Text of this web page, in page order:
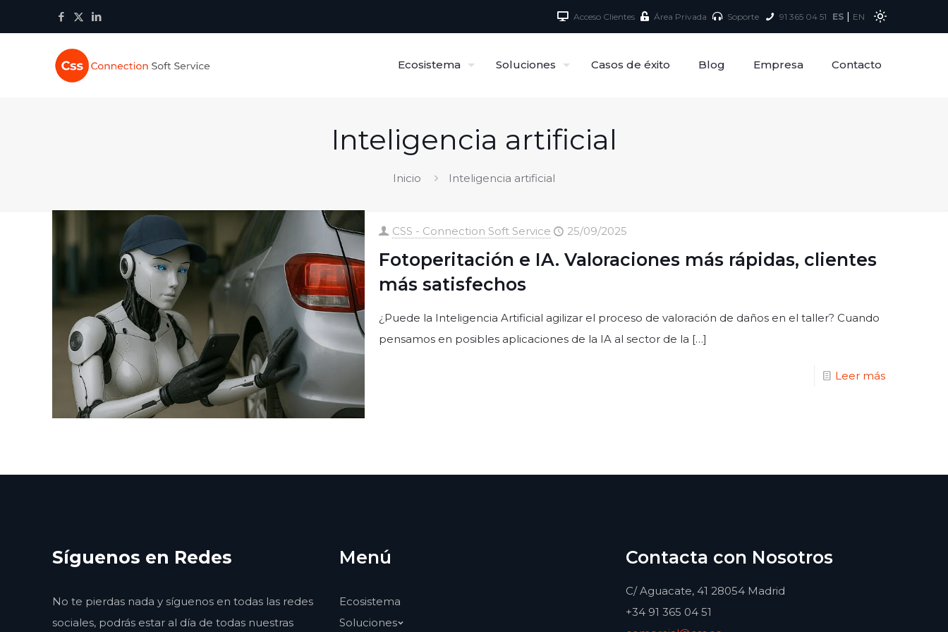
Acceso Clientes Área Privada Soporte 91 365 04 51 ES | EN
Ecosistema Soluciones Casos de éxito Blog Empresa Contacto
Inteligencia artificial
Inicio Inteligencia artificial
CSS - Connection Soft Service 25/09/2025
Fotoperitación e IA. Valoraciones más rápidas, clientes
más satisfechos
¿Puede la Inteligencia Artificial agilizar el proceso de valoración de daños en el taller? Cuando
pensamos en posibles aplicaciones de la IA al sector de la […]
Leer más
Síguenos en Redes
No te pierdas nada y síguenos en todas las redes
sociales, podrás estar al día de todas nuestras
Menú
Ecosistema
Soluciones
Contacta con Nosotros
C/ Aguacate, 41 28054 Madrid
+34 91 365 04 51